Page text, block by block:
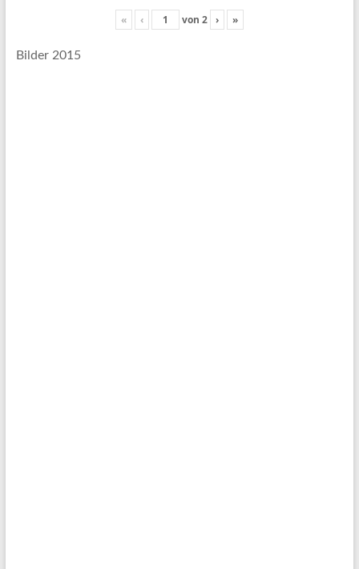
« ‹ von 2 › »
Bilder 2015